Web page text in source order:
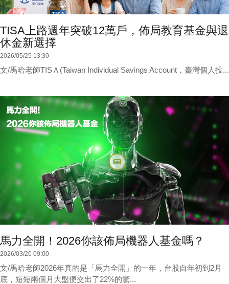
TISA上路週年突破12萬戶，佈局教育基金與退
休金新選擇
2026/05/25 13:30
文/馬哈老師TISＡ(Taiwan Individual Savings Account，臺灣個人投...
馬力全開！2026你該佈局機器人基金嗎？
2026/03/20 09:00
文/馬哈老師2026年真的是「馬力全開」的一年，台股自年初到2月
底，短短兩個月大盤便交出了22%的驚...